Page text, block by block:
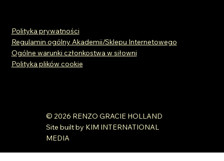
© 2026 RENZO GRACIE HOLLAND
Site built by KIM INTERNATIONAL
MEDIA
Polityka prywatności
Regulamin ogólny Akademii/Sklepu Internetowego
Ogólne warunki członkostwa w siłowni
Polityka plików cookie